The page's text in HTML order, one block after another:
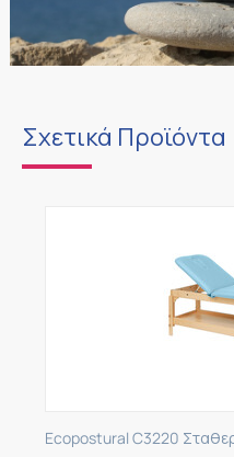
Σχετικά Προϊόντα